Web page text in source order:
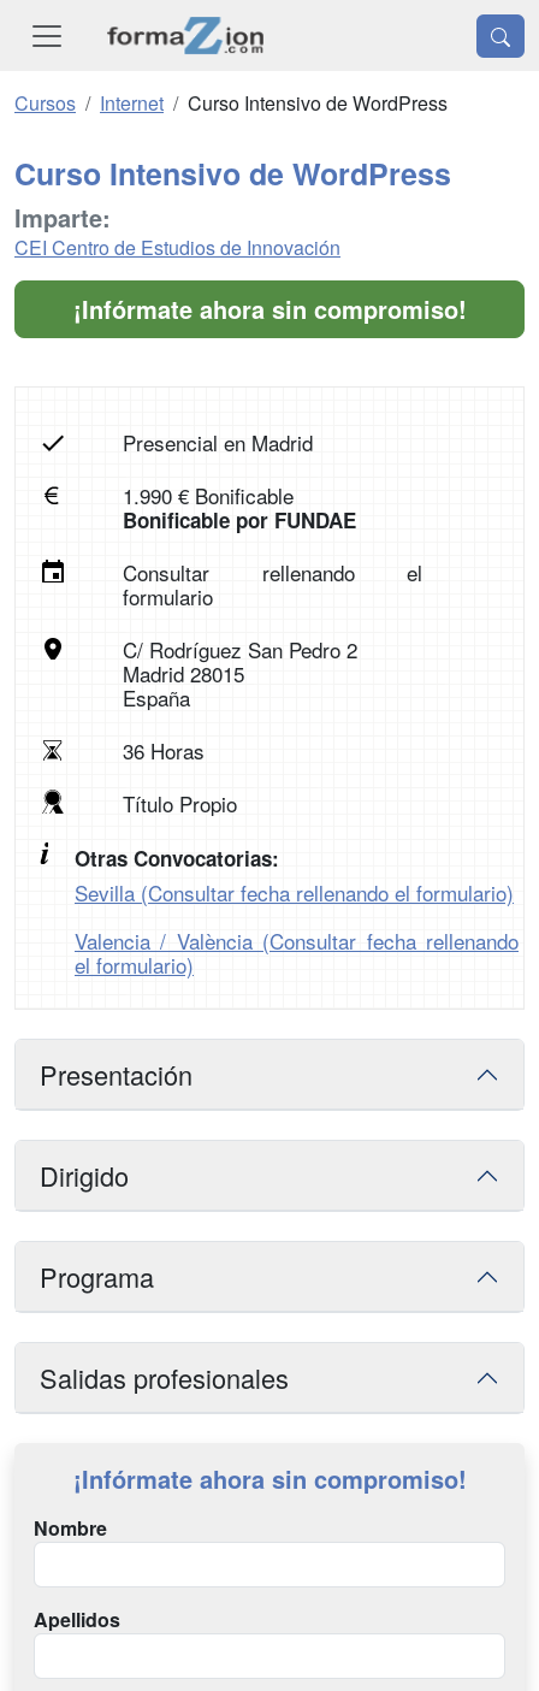
Cursos Internet Curso Intensivo de WordPress
Curso Intensivo de WordPress
Imparte:
CEI Centro de Estudios de Innovación
¡Infórmate ahora sin compromiso!
Presencial en Madrid
1.990 € Bonificable
Bonificable por FUNDAE
Consultar rellenando el
formulario
C/ Rodríguez San Pedro 2
Madrid 28015
España
36 Horas
Título Propio
Otras Convocatorias:
Sevilla (Consultar fecha rellenando el formulario)
Valencia / València (Consultar fecha rellenando
el formulario)
Presentación
Dirigido
Programa
Salidas profesionales
¡Infórmate ahora sin compromiso!
Nombre
Apellidos